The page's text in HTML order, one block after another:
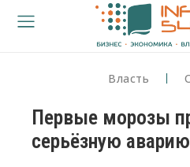
Власть
Первые морозы
серьёзную